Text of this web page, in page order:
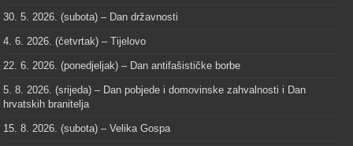
30. 5. 2026. (subota) – Dan državnosti
4. 6. 2026. (četvrtak) – Tijelovo
22. 6. 2026. (ponedjeljak) – Dan antifašističke borbe
5. 8. 2026. (srijeda) – Dan pobjede i domovinske zahvalnosti i Dan
hrvatskih branitelja
15. 8. 2026. (subota) – Velika Gospa